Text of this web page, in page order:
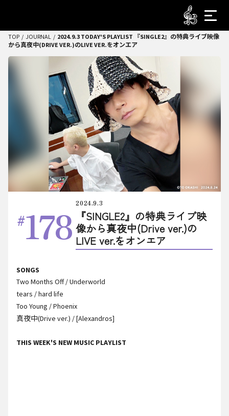
TOP JOURNAL
2024.9.3 TODAY'S PLAYLIST 『SINGLE2』の特典ライブ映像
から真夜中(DRIVE VER.)のLIVE VER.をオンエア
178 2024.9.3
『SINGLE2』の特典ライブ映
像から真夜中(Drive ver.)の
LIVE ver.をオンエア
SONGS
Two Months Off / Underworld
tears / hard life
Too Young / Phoenix
真夜中(Drive ver.) / [Alexandros]
THIS WEEK'S NEW MUSIC PLAYLIST